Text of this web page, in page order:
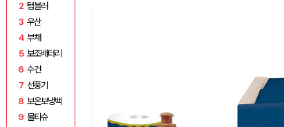
2 텀블러
3 우산
4 부채
5 보조배터리
6 수건
7 선풍기
8 보온보냉백
9 물티슈